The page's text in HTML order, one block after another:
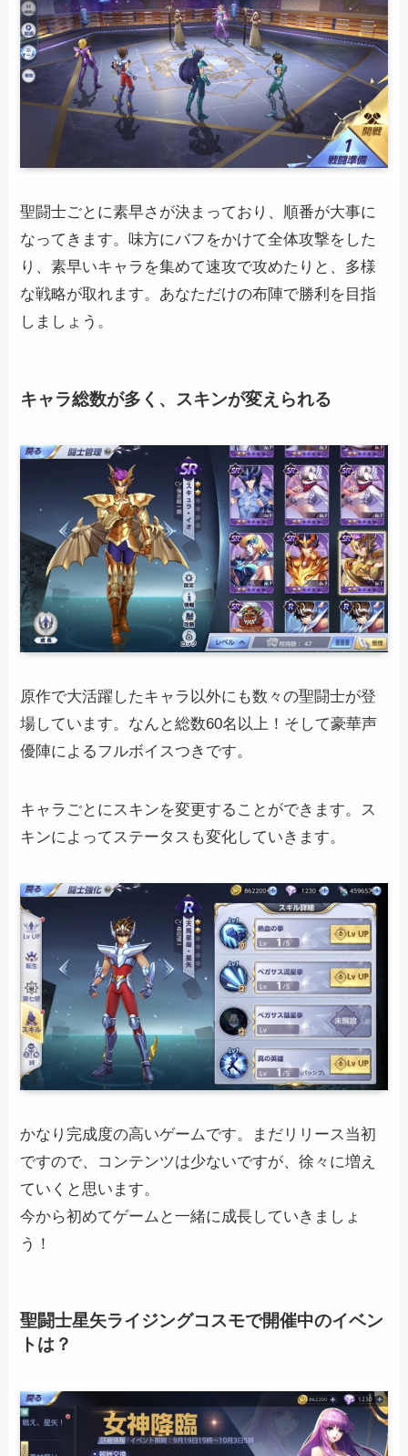
聖闘士ごとに素早さが決まっており、順番が大事に
なってきます。味方にバフをかけて全体攻撃をした
り、素早いキャラを集めて速攻で攻めたりと、多様
な戦略が取れます。あなただけの布陣で勝利を目指
しましょう。
キャラ総数が多く、スキンが変えられる
原作で大活躍したキャラ以外にも数々の聖闘士が登
場しています。なんと総数60名以上！そして豪華声
優陣によるフルボイスつきです。
キャラごとにスキンを変更することができます。ス
キンによってステータスも変化していきます。
かなり完成度の高いゲームです。まだリリース当初
ですので、コンテンツは少ないですが、徐々に増え
ていくと思います。
今から初めてゲームと一緒に成長していきましょ
う！
聖闘士星矢ライジングコスモで開催中のイベン
トは？